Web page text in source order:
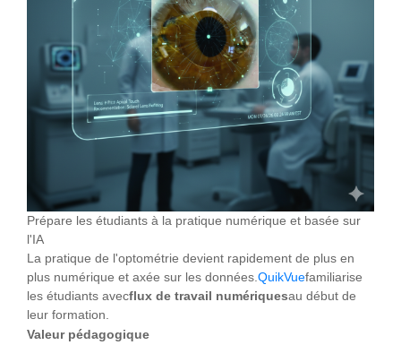
Prépare les étudiants à la pratique numérique et basée sur
l'IA
La pratique de l'optométrie devient rapidement de plus en
plus numérique et axée sur les données. QuikVuefamiliarise
les étudiants avecflux de travail numériquesau début de
leur formation.
Valeur pédagogique